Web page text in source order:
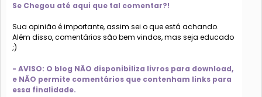
Se Chegou até aqui que tal comentar?!
Sua opinião é importante, assim sei o que está achando.
Além disso, comentários são bem vindos, mas seja educado
;)
- AVISO: O blog NÃO disponibiliza livros para download,
e NÃO permite comentários que contenham links para
essa finalidade.